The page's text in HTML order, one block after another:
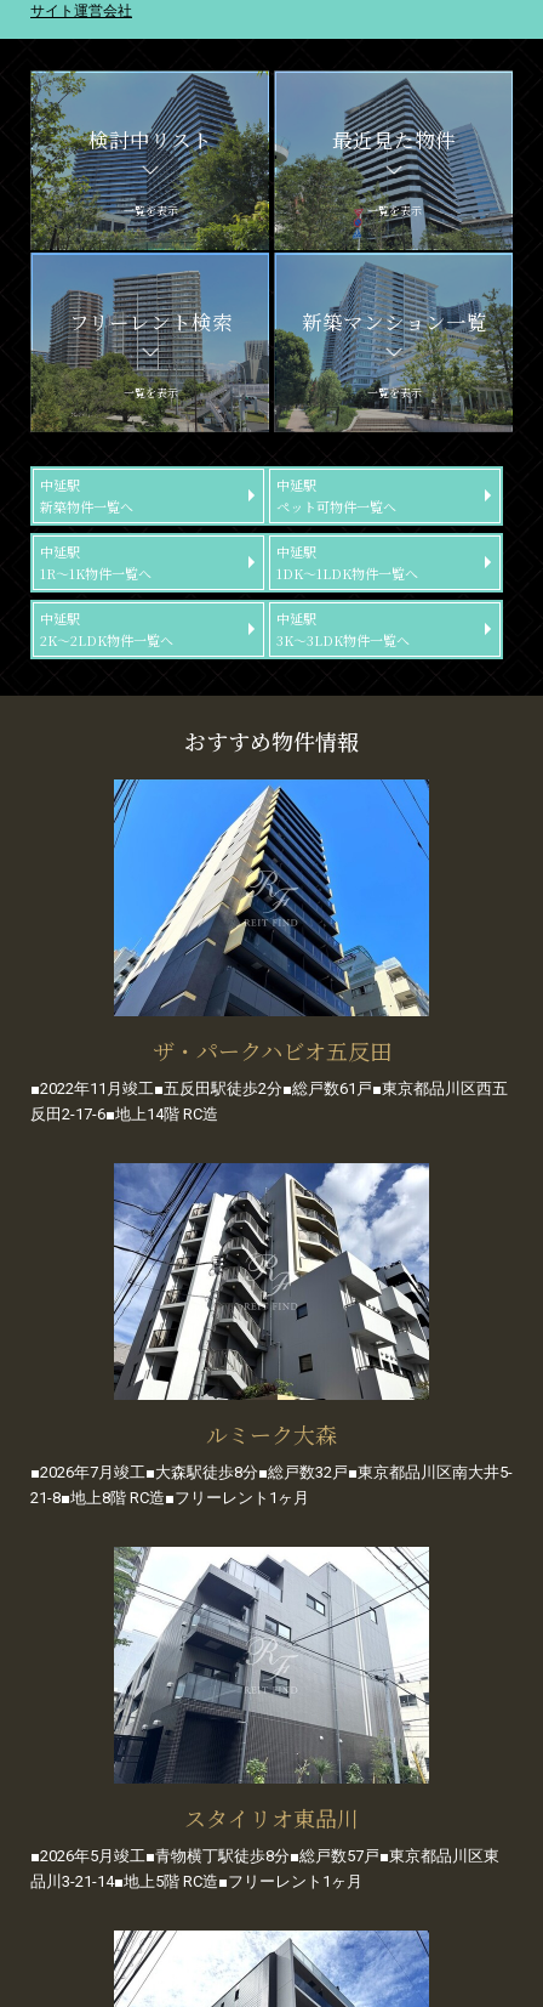
サイト運営会社
検討中リスト
一覧を表示
最近見た物件
一覧を表示
フリーレント検索
一覧を表示
新築マンション一覧
一覧を表示
中延駅
新築物件一覧へ
中延駅
ペット可物件一覧へ
中延駅
1R～1K物件一覧へ
中延駅
1DK～1LDK物件一覧へ
中延駅
2K～2LDK物件一覧へ
中延駅
3K～3LDK物件一覧へ
おすすめ物件情報
ザ・パークハビオ五反田
■2022年11月竣工■五反田駅徒歩2分■総戸数61戸■東京都品川区西五
反田2-17-6■地上14階 RC造
ルミーク大森
■2026年7月竣工■大森駅徒歩8分■総戸数32戸■東京都品川区南大井5-
21-8■地上8階 RC造■フリーレント1ヶ月
スタイリオ東品川
■2026年5月竣工■青物横丁駅徒歩8分■総戸数57戸■東京都品川区東
品川3-21-14■地上5階 RC造■フリーレント1ヶ月